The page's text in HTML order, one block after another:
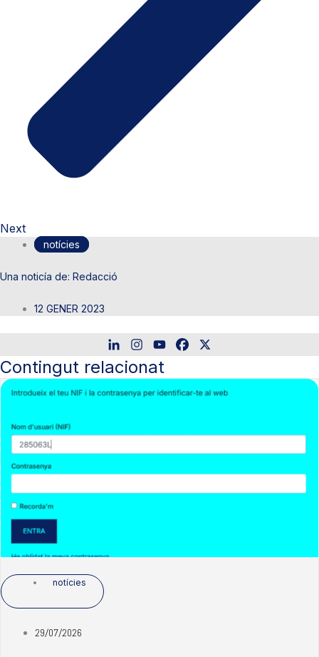
Next
notícies
Redacció
12 GENER 2023
Contingut relacionat
notícies
29/07/2026